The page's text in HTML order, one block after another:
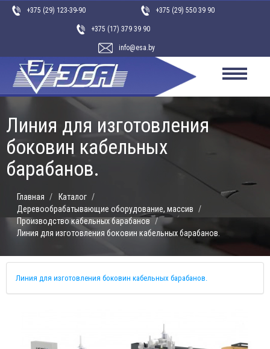
+375 (29) 123-39-90 +375 (29) 550 39 90
+375 (17) 379 39 90
info@esa.by
ЗАПАСНЫЕ ЧАСТИ
КОНТАКТЫ
ИНСТРУМЕНТ
КЛЕИ
Линия для изготовления
боковин кабельных
барабанов.
Каталог
Деревообрабатывающие оборудование, массив
Производство кабельных барабанов
Линия для изготовления боковин кабельных барабанов.
Линия для изготовления боковин кабельных барабанов.